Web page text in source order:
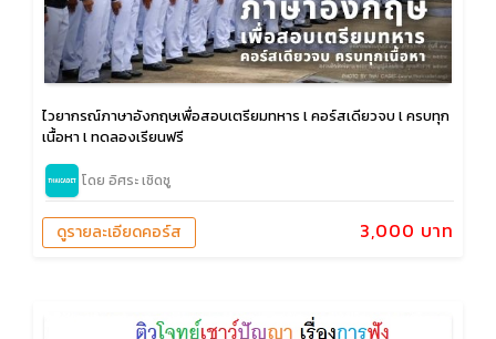
ไวยากรณ์ภาษาอังกฤษเพื่อสอบเตรียมทหาร l คอร์สเดียวจบ l ครบทุก
เนื้อหา l ทดลองเรียนฟรี
โดย อิศระ เชิดชู
3,000 บาท
ดูรายละเอียดคอร์ส